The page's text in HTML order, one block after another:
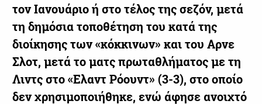
τον Ιανουάριο ή στο τέλος της σεζόν, μετά
τη δημόσια τοποθέτηση του κατά της
διοίκησης των «κόκκινων» και του Αρνε
Σλοτ, μετά το ματς πρωταθλήματος με τη
Λιντς στο «Ελαντ Ρόουντ» (3-3), στο οποίο
δεν χρησιμοποιήθηκε, ενώ άφησε ανοιχτό